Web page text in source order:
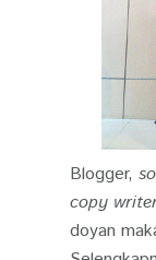
Blogger,
copy
doyan